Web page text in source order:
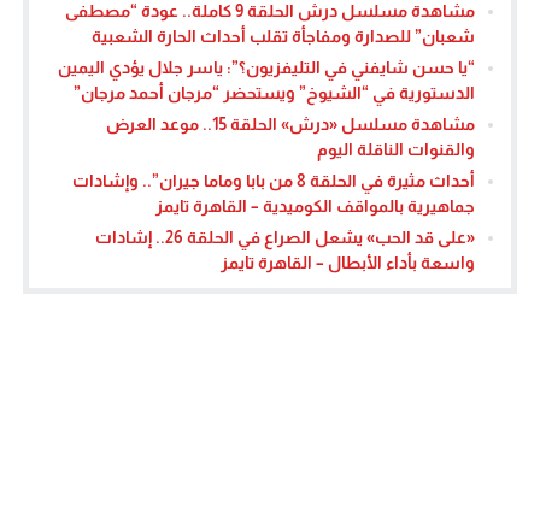
مشاهدة مسلسل درش الحلقة 9 كاملة.. عودة “مصطفى
شعبان” للصدارة ومفاجأة تقلب أحداث الحارة الشعبية
“يا حسن شايفني في التليفزيون؟”: ياسر جلال يؤدي اليمين
الدستورية في “الشيوخ” ويستحضر “مرجان أحمد مرجان”
مشاهدة مسلسل «درش» الحلقة 15.. موعد العرض
والقنوات الناقلة اليوم
أحداث مثيرة في الحلقة 8 من بابا وماما جيران”.. وإشادات
جماهيرية بالمواقف الكوميدية – القاهرة تايمز
«على قد الحب» يشعل الصراع في الحلقة 26.. إشادات
واسعة بأداء الأبطال – القاهرة تايمز